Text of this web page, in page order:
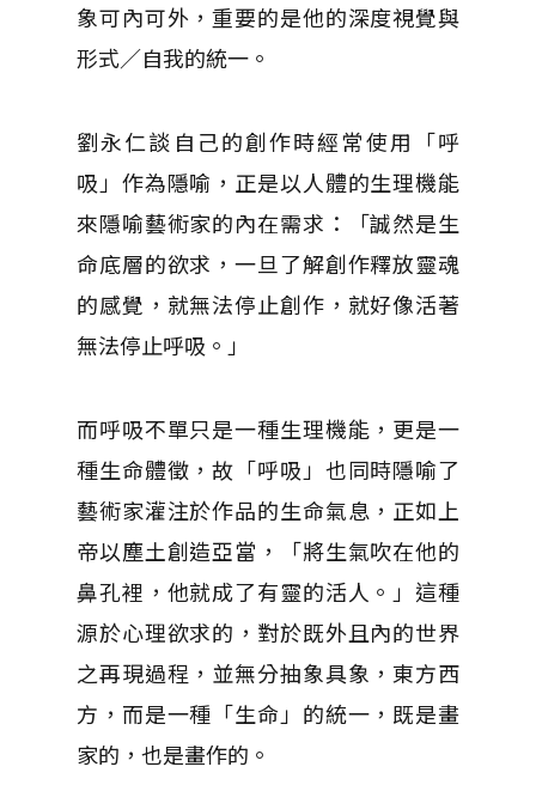
象可內可外，重要的是他的深度視覺與
形式／自我的統一。
劉永仁談自己的創作時經常使用「呼
吸」作為隱喻，正是以人體的生理機能
來隱喻藝術家的內在需求：「誠然是生
命底層的欲求，一旦了解創作釋放靈魂
的感覺，就無法停止創作，就好像活著
無法停止呼吸。」
而呼吸不單只是一種生理機能，更是一
種生命體徵，故「呼吸」也同時隱喻了
藝術家灌注於作品的生命氣息，正如上
帝以塵土創造亞當，「將生氣吹在他的
鼻孔裡，他就成了有靈的活人。」這種
源於心理欲求的，對於既外且內的世界
之再現過程，並無分抽象具象，東方西
方，而是一種「生命」的統一，既是畫
家的，也是畫作的。